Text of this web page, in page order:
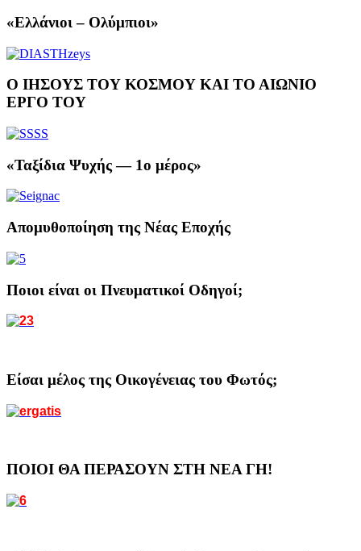
«Ελλάνιοι – Ολύμπιοι»
Ο ΙΗΣΟΥΣ ΤΟΥ ΚΟΣΜΟΥ ΚΑΙ ΤΟ ΑΙΩΝΙΟ
ΕΡΓΟ ΤΟΥ
«Ταξίδια Ψυχής — 1ο μέρος»
Απομυθοποίηση της Νέας Εποχής
Ποιοι είναι οι Πνευματικοί Οδηγοί;
Είσαι μέλος της Οικογένειας του Φωτός;
ΠΟΙΟΙ ΘΑ ΠΕΡΑΣΟΥΝ ΣΤΗ ΝΕΑ ΓΗ!